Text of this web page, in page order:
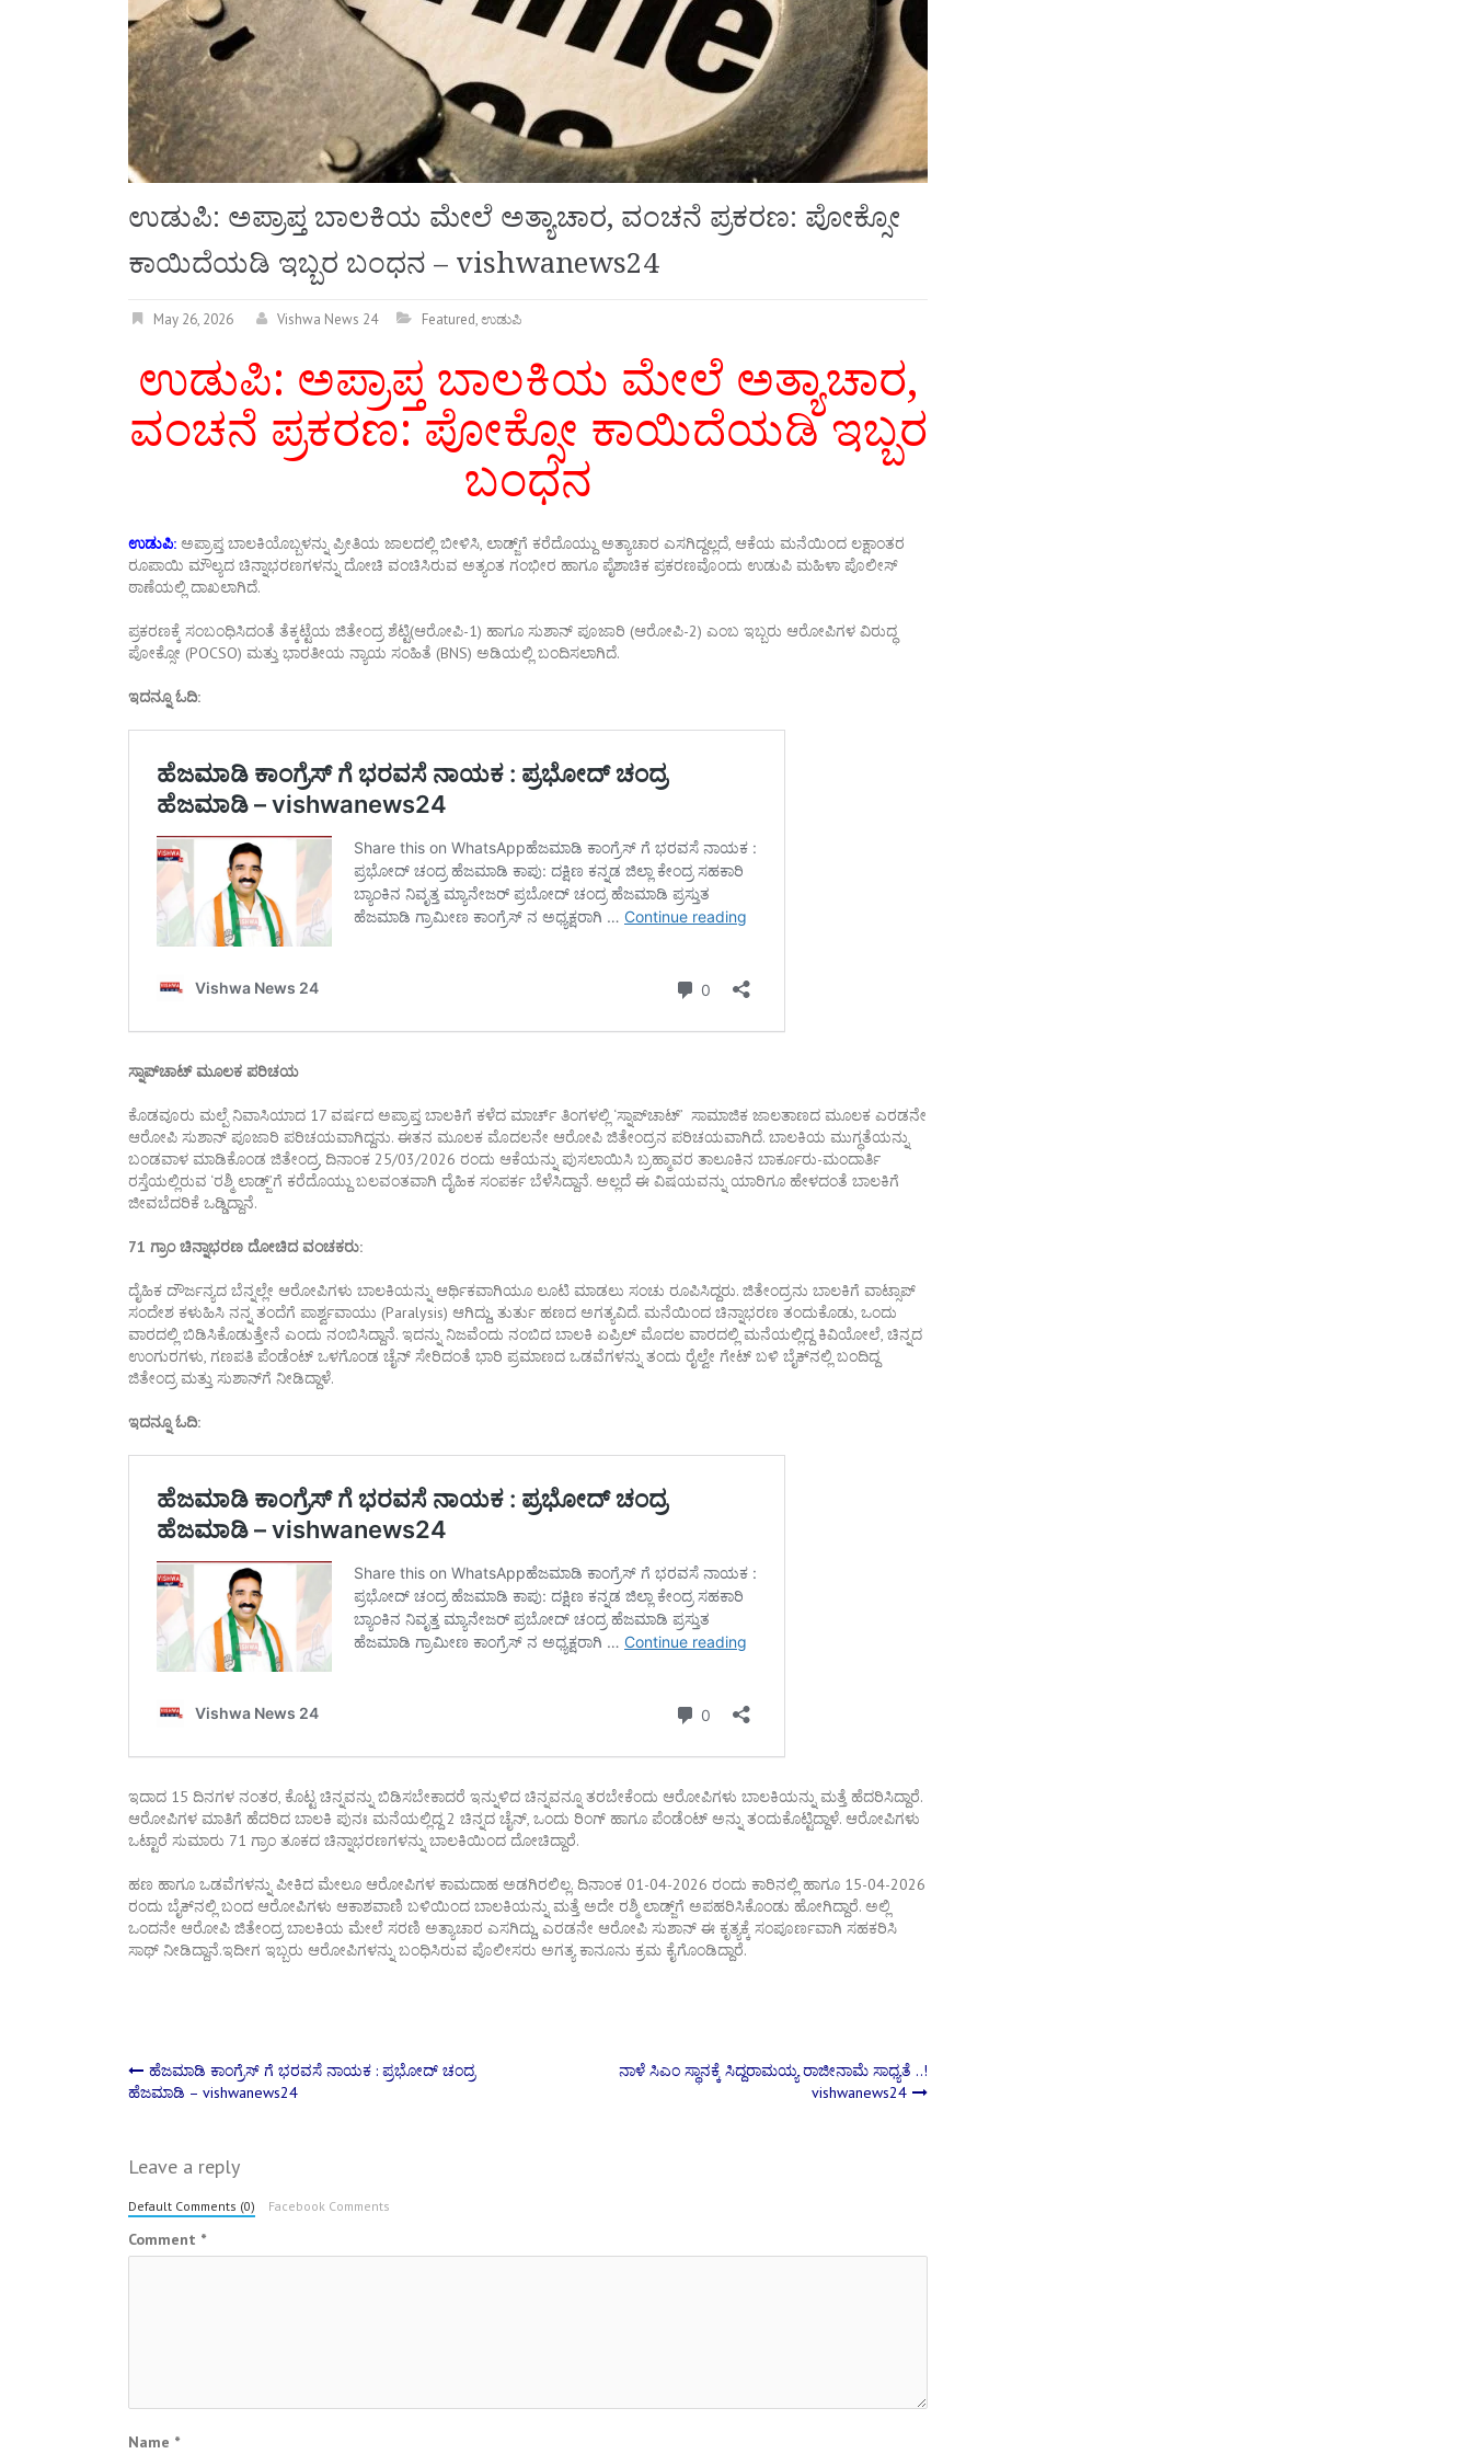
ಉಡುಪಿ: ಅಪ್ರಾಪ್ತ ಬಾಲಕಿಯ ಮೇಲೆ ಅತ್ಯಾಚಾರ, ವಂಚನೆ ಪ್ರಕರಣ: ಪೋಕ್ಸೋ
ಕಾಯಿದೆಯಡಿ ಇಬ್ಬರ ಬಂಧನ – vishwanews24
May 26, 2026 Vishwa News 24 Featured,ಉಡುಪಿ
ಉಡುಪಿ: ಅಪ್ರಾಪ್ತ ಬಾಲಕಿಯ ಮೇಲೆ ಅತ್ಯಾಚಾರ,
ವಂಚನೆ ಪ್ರಕರಣ: ಪೋಕ್ಸೋ ಕಾಯಿದೆಯಡಿ ಇಬ್ಬರ
ಬಂಧನ
ಉಡುಪಿ: ಅಪ್ರಾಪ್ತ ಬಾಲಕಿಯೊಬ್ಬಳನ್ನು ಪ್ರೀತಿಯ ಜಾಲದಲ್ಲಿ ಬೀಳಿಸಿ, ಲಾಡ್ಜ್‌ಗೆ ಕರೆದೊಯ್ದು ಅತ್ಯಾಚಾರ ಎಸಗಿದ್ದಲ್ಲದೆ, ಆಕೆಯ ಮನೆಯಿಂದ ಲಕ್ಷಾಂತರ
ರೂಪಾಯಿ ಮೌಲ್ಯದ ಚಿನ್ನಾಭರಣಗಳನ್ನು ದೋಚಿ ವಂಚಿಸಿರುವ ಅತ್ಯಂತ ಗಂಭೀರ ಹಾಗೂ ಪೈಶಾಚಿಕ ಪ್ರಕರಣವೊಂದು ಉಡುಪಿ ಮಹಿಳಾ ಪೊಲೀಸ್
ಠಾಣೆಯಲ್ಲಿ ದಾಖಲಾಗಿದೆ.
ಪ್ರಕರಣಕ್ಕೆ ಸಂಬಂಧಿಸಿದಂತೆ ತೆಕ್ಕಟ್ಟೆಯ ಜಿತೇಂದ್ರ ಶೆಟ್ಟಿ(ಆರೋಪಿ-1) ಹಾಗೂ ಸುಶಾನ್ ಪೂಜಾರಿ (ಆರೋಪಿ-2) ಎಂಬ ಇಬ್ಬರು ಆರೋಪಿಗಳ ವಿರುದ್ಧ
ಪೋಕ್ಸೋ (POCSO) ಮತ್ತು ಭಾರತೀಯ ನ್ಯಾಯ ಸಂಹಿತೆ (BNS) ಅಡಿಯಲ್ಲಿ ಬಂದಿಸಲಾಗಿದೆ.
ಇದನ್ನೂ ಓದಿ:
ಸ್ನಾಪ್‌ಚಾಟ್‌ ಮೂಲಕ ಪರಿಚಯ
ಕೊಡವೂರು ಮಲ್ಪೆ ನಿವಾಸಿಯಾದ 17 ವರ್ಷದ ಅಪ್ರಾಪ್ತ ಬಾಲಕಿಗೆ ಕಳೆದ ಮಾರ್ಚ್ ತಿಂಗಳಲ್ಲಿ ‘ಸ್ನಾಪ್‌ಚಾಟ್’ ಸಾಮಾಜಿಕ ಜಾಲತಾಣದ ಮೂಲಕ ಎರಡನೇ
ಆರೋಪಿ ಸುಶಾನ್ ಪೂಜಾರಿ ಪರಿಚಯವಾಗಿದ್ದನು. ಈತನ ಮೂಲಕ ಮೊದಲನೇ ಆರೋಪಿ ಜಿತೇಂದ್ರನ ಪರಿಚಯವಾಗಿದೆ. ಬಾಲಕಿಯ ಮುಗ್ಧತೆಯನ್ನು
ಬಂಡವಾಳ ಮಾಡಿಕೊಂಡ ಜಿತೇಂದ್ರ, ದಿನಾಂಕ 25/03/2026 ರಂದು ಆಕೆಯನ್ನು ಪುಸಲಾಯಿಸಿ ಬ್ರಹ್ಮಾವರ ತಾಲೂಕಿನ ಬಾರ್ಕೂರು-ಮಂದಾರ್ತಿ
ರಸ್ತೆಯಲ್ಲಿರುವ ‘ರಶ್ಮಿ ಲಾಡ್ಜ್‌’ಗೆ ಕರೆದೊಯ್ದು ಬಲವಂತವಾಗಿ ದೈಹಿಕ ಸಂಪರ್ಕ ಬೆಳೆಸಿದ್ದಾನೆ. ಅಲ್ಲದೆ ಈ ವಿಷಯವನ್ನು ಯಾರಿಗೂ ಹೇಳದಂತೆ ಬಾಲಕಿಗೆ
ಜೀವಬೆದರಿಕೆ ಒಡ್ಡಿದ್ದಾನೆ.
71 ಗ್ರಾಂ ಚಿನ್ನಾಭರಣ ದೋಚಿದ ವಂಚಕರು:
ದೈಹಿಕ ದೌರ್ಜನ್ಯದ ಬೆನ್ನಲ್ಲೇ ಆರೋಪಿಗಳು ಬಾಲಕಿಯನ್ನು ಆರ್ಥಿಕವಾಗಿಯೂ ಲೂಟಿ ಮಾಡಲು ಸಂಚು ರೂಪಿಸಿದ್ದರು. ಜಿತೇಂದ್ರನು ಬಾಲಕಿಗೆ ವಾಟ್ಸಾಪ್
ಸಂದೇಶ ಕಳುಹಿಸಿ ನನ್ನ ತಂದೆಗೆ ಪಾರ್ಶ್ವವಾಯು (Paralysis) ಆಗಿದ್ದು, ತುರ್ತು ಹಣದ ಅಗತ್ಯವಿದೆ. ಮನೆಯಿಂದ ಚಿನ್ನಾಭರಣ ತಂದುಕೊಡು, ಒಂದು
ವಾರದಲ್ಲಿ ಬಿಡಿಸಿಕೊಡುತ್ತೇನೆ ಎಂದು ನಂಬಿಸಿದ್ದಾನೆ. ಇದನ್ನು ನಿಜವೆಂದು ನಂಬಿದ ಬಾಲಕಿ ಏಪ್ರಿಲ್ ಮೊದಲ ವಾರದಲ್ಲಿ ಮನೆಯಲ್ಲಿದ್ದ ಕಿವಿಯೋಲೆ, ಚಿನ್ನದ
ಉಂಗುರಗಳು, ಗಣಪತಿ ಪೆಂಡೆಂಟ್ ಒಳಗೊಂಡ ಚೈನ್ ಸೇರಿದಂತೆ ಭಾರಿ ಪ್ರಮಾಣದ ಒಡವೆಗಳನ್ನು ತಂದು ರೈಲ್ವೇ ಗೇಟ್ ಬಳಿ ಬೈಕ್‌ನಲ್ಲಿ ಬಂದಿದ್ದ
ಜಿತೇಂದ್ರ ಮತ್ತು ಸುಶಾನ್‌ಗೆ ನೀಡಿದ್ದಾಳೆ.
ಇದನ್ನೂ ಓದಿ:
ಇದಾದ 15 ದಿನಗಳ ನಂತರ, ಕೊಟ್ಟ ಚಿನ್ನವನ್ನು ಬಿಡಿಸಬೇಕಾದರೆ ಇನ್ನುಳಿದ ಚಿನ್ನವನ್ನೂ ತರಬೇಕೆಂದು ಆರೋಪಿಗಳು ಬಾಲಕಿಯನ್ನು ಮತ್ತೆ ಹೆದರಿಸಿದ್ದಾರೆ.
ಆರೋಪಿಗಳ ಮಾತಿಗೆ ಹೆದರಿದ ಬಾಲಕಿ ಪುನಃ ಮನೆಯಲ್ಲಿದ್ದ 2 ಚಿನ್ನದ ಚೈನ್, ಒಂದು ರಿಂಗ್ ಹಾಗೂ ಪೆಂಡೆಂಟ್ ಅನ್ನು ತಂದುಕೊಟ್ಟಿದ್ದಾಳೆ. ಆರೋಪಿಗಳು
ಒಟ್ಟಾರೆ ಸುಮಾರು 71 ಗ್ರಾಂ ತೂಕದ ಚಿನ್ನಾಭರಣಗಳನ್ನು ಬಾಲಕಿಯಿಂದ ದೋಚಿದ್ದಾರೆ.
ಹಣ ಹಾಗೂ ಒಡವೆಗಳನ್ನು ಪೀಕಿದ ಮೇಲೂ ಆರೋಪಿಗಳ ಕಾಮದಾಹ ಅಡಗಿರಲಿಲ್ಲ. ದಿನಾಂಕ 01-04-2026 ರಂದು ಕಾರಿನಲ್ಲಿ ಹಾಗೂ 15-04-2026
ರಂದು ಬೈಕ್‌ನಲ್ಲಿ ಬಂದ ಆರೋಪಿಗಳು ಆಕಾಶವಾಣಿ ಬಳಿಯಿಂದ ಬಾಲಕಿಯನ್ನು ಮತ್ತೆ ಅದೇ ರಶ್ಮಿ ಲಾಡ್ಜ್‌ಗೆ ಅಪಹರಿಸಿಕೊಂಡು ಹೋಗಿದ್ದಾರೆ. ಅಲ್ಲಿ
ಒಂದನೇ ಆರೋಪಿ ಜಿತೇಂದ್ರ ಬಾಲಕಿಯ ಮೇಲೆ ಸರಣಿ ಅತ್ಯಾಚಾರ ಎಸಗಿದ್ದು, ಎರಡನೇ ಆರೋಪಿ ಸುಶಾನ್ ಈ ಕೃತ್ಯಕ್ಕೆ ಸಂಪೂರ್ಣವಾಗಿ ಸಹಕರಿಸಿ
ಸಾಥ್ ನೀಡಿದ್ದಾನೆ.ಇದೀಗ ಇಬ್ಬರು ಆರೋಪಿಗಳನ್ನು ಬಂಧಿಸಿರುವ ಪೊಲೀಸರು ಅಗತ್ಯ ಕಾನೂನು ಕ್ರಮ ಕೈಗೊಂಡಿದ್ದಾರೆ.
Post
ಹೆಜಮಾಡಿ ಕಾಂಗ್ರೆಸ್ ಗೆ ಭರವಸೆ ನಾಯಕ : ಪ್ರಭೋದ್ ಚಂದ್ರ
ಹೆಜಮಾಡಿ – vishwanews24
ನಾಳೆ ಸಿಎಂ ಸ್ಥಾನಕ್ಕೆ ಸಿದ್ದರಾಮಯ್ಯ ರಾಜೀನಾಮೆ ಸಾಧ್ಯತೆ ..!
vishwanews24
Leave a reply
Default Comments (0) Facebook Comments
Comment *
Name *